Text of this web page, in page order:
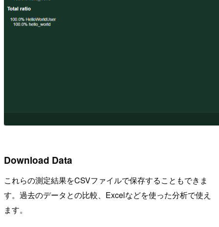
Download Data
これらの測定結果をCSVファイルで保存することもできま
す。過去のデータとの比較、Excelなどを使った分析で使え
ます。